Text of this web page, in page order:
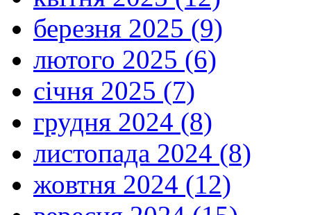
березня 2025 (9)
лютого 2025 (6)
січня 2025 (7)
грудня 2024 (8)
листопада 2024 (8)
жовтня 2024 (12)